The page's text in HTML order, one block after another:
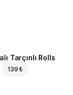
Tarçınlı Rolls
139 ₺